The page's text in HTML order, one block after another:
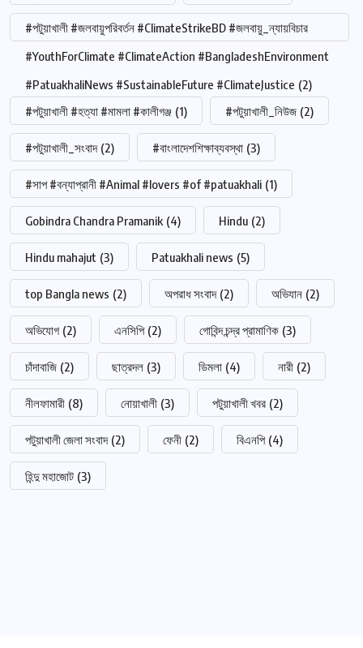
#পটুয়াখালী #জলবায়ুপরিবর্তন #ClimateStrikeBD #জলবায়ু_ন্যায়বিচার
#YouthForClimate #ClimateAction #BangladeshEnvironment
#PatuakhaliNews #SustainableFuture #ClimateJustice (2)
#পটুয়াখালী #হত্যা #মামলা #কালীগঞ্জ (1) #পটুয়াখালী_নিউজ (2)
#পটুয়াখালী_সংবাদ (2) #বাংলাদেশশিক্ষাব্যবস্থা (3)
#সাপ #বন্যাপ্রানী #Animal #lovers #of #patuakhali (1)
Gobindra Chandra Pramanik (4) Hindu (2)
Hindu mahajut (3) Patuakhali news (5)
top Bangla news (2) অপরাধ সংবাদ (2) অভিযান (2)
অভিযোগ (2) এনসিপি (2) গোবিন্দ চন্দ্র প্রামাণিক (3)
চাঁদাবাজি (2) ছাত্রদল (3) ডিমলা (4) নারী (2)
নীলফামারী (8) নোয়াখালী (3) পটুয়াখালী খবর (2)
পটুয়াখালী জেলা সংবাদ (2) ফেনী (2) বিএনপি (4)
হিন্দু মহাজোট (3)